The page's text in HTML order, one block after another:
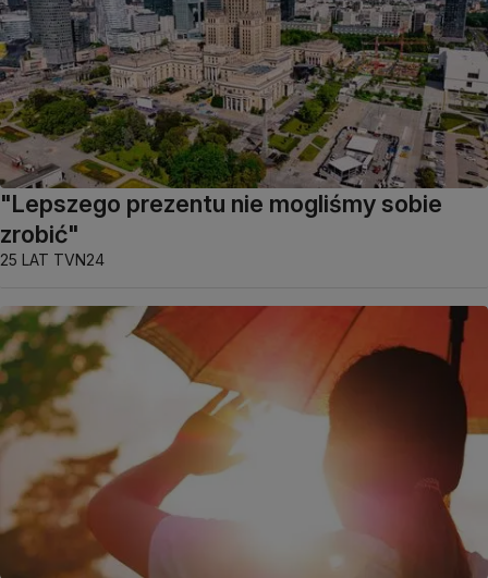
"Lepszego prezentu nie mogliśmy sobie
zrobić"
25 LAT TVN24